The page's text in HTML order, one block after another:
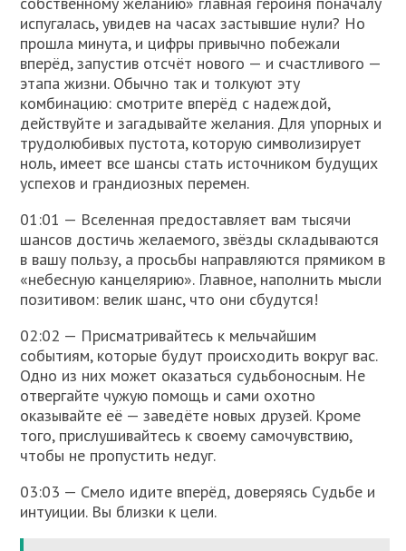
испугалась, увидев на часах застывшие нули? Но
прошла минута, и цифры привычно побежали
вперёд, запустив отсчёт нового — и счастливого —
этапа жизни. Обычно так и толкуют эту
комбинацию: смотрите вперёд с надеждой,
действуйте и загадывайте желания. Для упорных и
трудолюбивых пустота, которую символизирует
ноль, имеет все шансы стать источником будущих
успехов и грандиозных перемен.
01:01 — Вселенная предоставляет вам тысячи
шансов достичь желаемого, звёзды складываются
в вашу пользу, а просьбы направляются прямиком в
«небесную канцелярию». Главное, наполнить мысли
позитивом: велик шанс, что они сбудутся!
02:02 — Присматривайтесь к мельчайшим
событиям, которые будут происходить вокруг вас.
Одно из них может оказаться судьбоносным. Не
отвергайте чужую помощь и сами охотно
оказывайте её — заведёте новых друзей. Кроме
того, прислушивайтесь к своему самочувствию,
чтобы не пропустить недуг.
03:03 — Смело идите вперёд, доверяясь Судьбе и
интуиции. Вы близки к цели.